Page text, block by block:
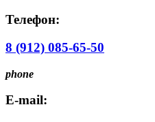
Телефон:
8 (912) 085-65-50
phone
E-mail: